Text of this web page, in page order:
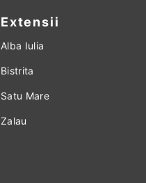
Extensii
Alba Iulia
Bistrita
Satu Mare
Zalau